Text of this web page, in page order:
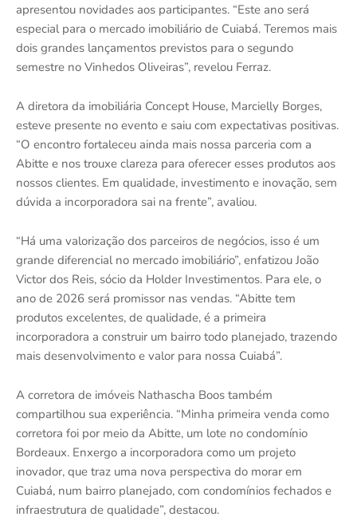
apresentou novidades aos participantes. “Este ano será
especial para o mercado imobiliário de Cuiabá. Teremos mais
dois grandes lançamentos previstos para o segundo
semestre no Vinhedos Oliveiras”, revelou Ferraz.
A diretora da imobiliária Concept House, Marcielly Borges,
esteve presente no evento e saiu com expectativas positivas.
“O encontro fortaleceu ainda mais nossa parceria com a
Abitte e nos trouxe clareza para oferecer esses produtos aos
nossos clientes. Em qualidade, investimento e inovação, sem
dúvida a incorporadora sai na frente”, avaliou.
“Há uma valorização dos parceiros de negócios, isso é um
grande diferencial no mercado imobiliário”, enfatizou João
Victor dos Reis, sócio da Holder Investimentos. Para ele, o
ano de 2026 será promissor nas vendas. “Abitte tem
produtos excelentes, de qualidade, é a primeira
incorporadora a construir um bairro todo planejado, trazendo
mais desenvolvimento e valor para nossa Cuiabá”.
A corretora de imóveis Nathascha Boos também
compartilhou sua experiência. “Minha primeira venda como
corretora foi por meio da Abitte, um lote no condomínio
Bordeaux. Enxergo a incorporadora como um projeto
inovador, que traz uma nova perspectiva do morar em
Cuiabá, num bairro planejado, com condomínios fechados e
infraestrutura de qualidade”, destacou.